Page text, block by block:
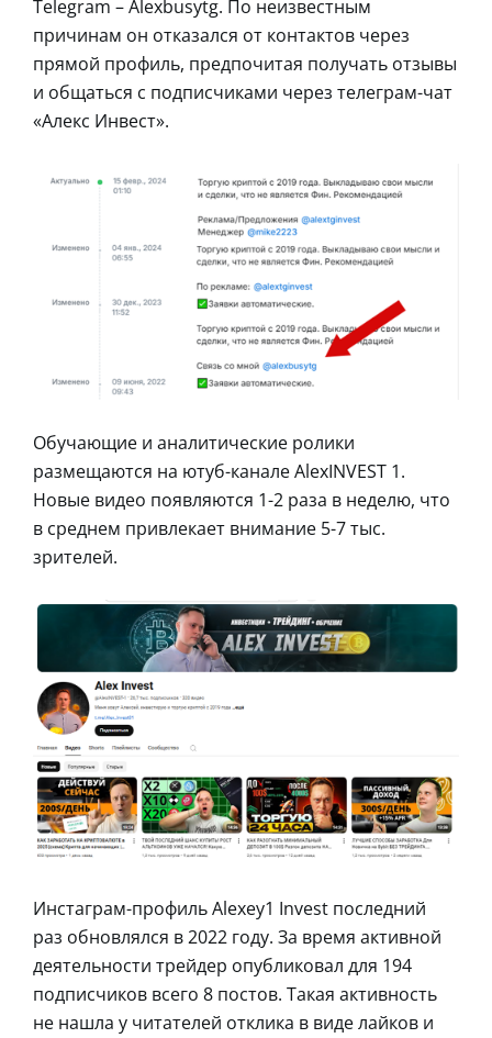
Telegram – Alexbusytg. По неизвестным
причинам он отказался от контактов через
прямой профиль, предпочитая получать отзывы
и общаться с подписчиками через телеграм-чат
«Алекс Инвест».
Обучающие и аналитические ролики
размещаются на ютуб-канале AlexINVEST 1.
Новые видео появляются 1-2 раза в неделю, что
в среднем привлекает внимание 5-7 тыс.
зрителей.
Инстаграм-профиль Alexey1 Invest последний
раз обновлялся в 2022 году. За время активной
деятельности трейдер опубликовал для 194
подписчиков всего 8 постов. Такая активность
не нашла у читателей отклика в виде лайков и